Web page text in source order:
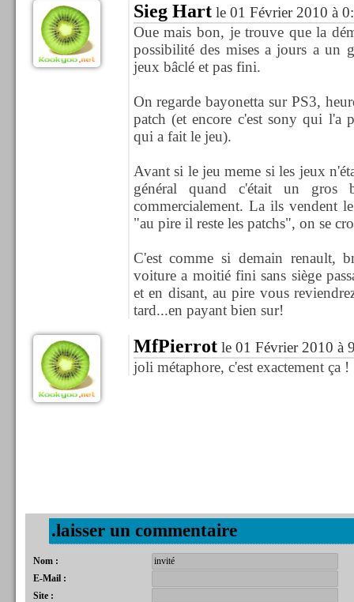
Sieg Hartle 01 Février 2010 à
Oue mais bon, je trouve que la
possibilité des mises a jours a un
jeux bâclé et pas fini.
On regarde bayonetta sur PS3,
patch (et encore c'est sony qui l'a
qui a fait le jeu).
Avant si le jeu meme si les jeux
général quand c'était un
commercialement. La ils vendent
"au pire il reste les patchs", on se
C'est comme si demain renault,
voiture a moitié fini sans siège
et en disant, au pire vous
tard...en payant bien sur!
MfPierrotle 01 Février 2010 à
joli métaphore, c'est exactement ça !
.laisser un commentaire
Nom :
E-Mail :
Site :